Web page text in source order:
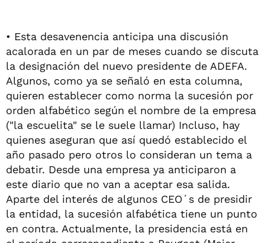
• Esta desavenencia anticipa una discusión
acalorada en un par de meses cuando se discuta
la designación del nuevo presidente de ADEFA.
Algunos, como ya se señaló en esta columna,
quieren establecer como norma la sucesión por
orden alfabético según el nombre de la empresa
("la escuelita" se le suele llamar) Incluso, hay
quienes aseguran que así quedó establecido el
año pasado pero otros lo consideran un tema a
debatir. Desde una empresa ya anticiparon a
este diario que no van a aceptar esa salida.
Aparte del interés de algunos CEO´s de presidir
la entidad, la sucesión alfabética tiene un punto
en contra. Actualmente, la presidencia está en